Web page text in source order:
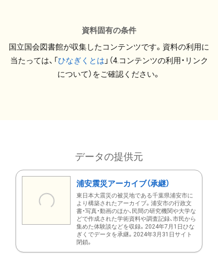
資料固有の条件
国立国会図書館が収集したコンテンツです。資料の利用に
当たっては、「ひなぎくとは 」（4.コンテンツの利用・リンク
について）をご確認ください。
データの提供元
浦安震災アーカイブ（承継）
東日本大震災の被災地である千葉県浦安市に
より構築されたアーカイブ。浦安市の行政文
書・写真・動画のほか、民間の研究機関や大学な
どで作成された学術資料や調査記録、市民から
集めた体験談などを収録。2024年7月1日ひな
ぎくでデータを承継。2024年3月31日サイト
閉鎖。